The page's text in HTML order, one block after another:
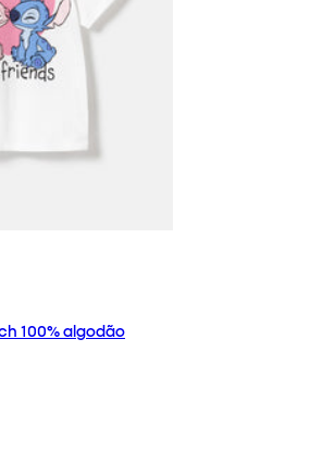
100% algodão